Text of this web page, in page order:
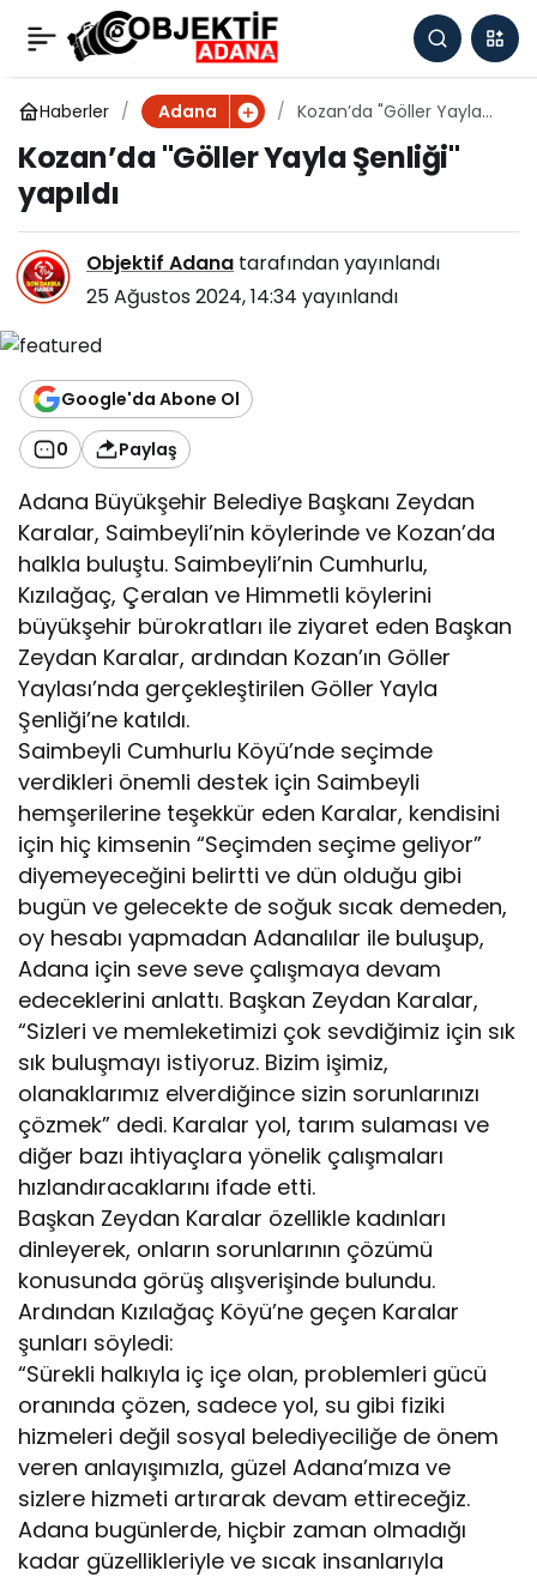
Haberler Adana
Kozan’da "Göller Yayla
Kozan’da "Göller Yayla Şenliği"
yapıldı
Objektif Adana tarafından yayınlandı
25 Ağustos 2024, 14:34 yayınlandı
Google'da Abone Ol
0 Paylaş
Adana Büyükşehir Belediye Başkanı Zeydan
Karalar, Saimbeyli’nin köylerinde ve Kozan’da
halkla buluştu. Saimbeyli’nin Cumhurlu,
Kızılağaç, Çeralan ve Himmetli köylerini
büyükşehir bürokratları ile ziyaret eden Başkan
Zeydan Karalar, ardından Kozan’ın Göller
Yaylası’nda gerçekleştirilen Göller Yayla
Şenliği’ne katıldı.
Saimbeyli Cumhurlu Köyü’nde seçimde
verdikleri önemli destek için Saimbeyli
hemşerilerine teşekkür eden Karalar, kendisini
için hiç kimsenin “Seçimden seçime geliyor”
diyemeyeceğini belirtti ve dün olduğu gibi
bugün ve gelecekte de soğuk sıcak demeden,
oy hesabı yapmadan Adanalılar ile buluşup,
Adana için seve seve çalışmaya devam
edeceklerini anlattı. Başkan Zeydan Karalar,
“Sizleri ve memleketimizi çok sevdiğimiz için sık
sık buluşmayı istiyoruz. Bizim işimiz,
olanaklarımız elverdiğince sizin sorunlarınızı
çözmek” dedi. Karalar yol, tarım sulaması ve
diğer bazı ihtiyaçlara yönelik çalışmaları
hızlandıracaklarını ifade etti.
Başkan Zeydan Karalar özellikle kadınları
dinleyerek, onların sorunlarının çözümü
konusunda görüş alışverişinde bulundu.
Ardından Kızılağaç Köyü’ne geçen Karalar
şunları söyledi:
“Sürekli halkıyla iç içe olan, problemleri gücü
oranında çözen, sadece yol, su gibi fiziki
hizmeleri değil sosyal belediyeciliğe de önem
veren anlayışımızla, güzel Adana’mıza ve
sizlere hizmeti artırarak devam ettireceğiz.
Adana bugünlerde, hiçbir zaman olmadığı
kadar güzellikleriyle ve sıcak insanlarıyla
Kozan’da "Göller Yayla
Şenliği" yapıldı